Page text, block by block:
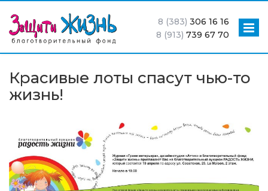
8 (383) 306 16 16
8 (913) 739 67 70
Красивые лоты спасут чью-то
жизнь!